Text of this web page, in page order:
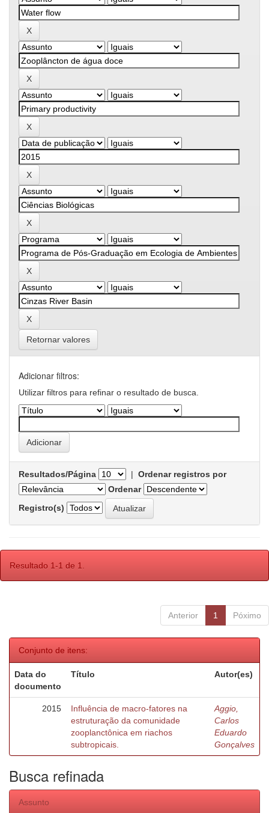
Retornar valores
Adicionar filtros:
Utilizar filtros para refinar o resultado de busca.
Resultados/Página | Ordenar registros por
Ordenar
Registro(s)
Resultado 1-1 de 1.
Anterior 1 Póximo
Conjunto de itens:
Data do
documento
Título Autor(es)
2015
Influência de macro-fatores na
estruturação da comunidade
zooplanctônica em riachos
subtropicais.
Aggio,
Carlos
Eduardo
Gonçalves
Busca refinada
Assunto